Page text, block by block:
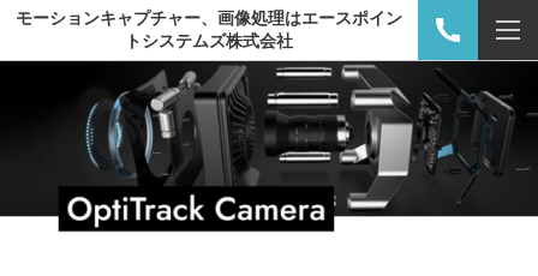
モーションキャプチャー、画像処理はエースポイン
トシステムズ株式会社